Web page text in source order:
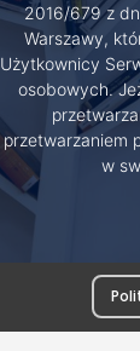
2016/679 z
Warszawy,
Użytkownicy
osobowych.
przetwarzaniem
w